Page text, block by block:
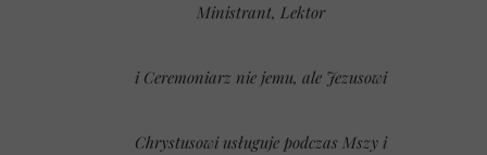
Ministrant, Lektor
i Ceremoniarz nie jemu, ale Jezusowi
Chrystusowi usługuje podczas Mszy i